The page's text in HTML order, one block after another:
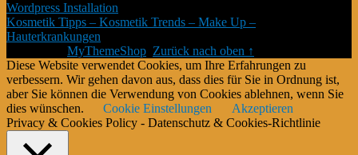
Wordpress Installation
Kosmetik Tipps – Kosmetik Trends – Make Up –
Hauterkrankungen
MyThemeShop Zurück nach oben ↑
Diese Website verwendet Cookies, um Ihre Erfahrungen zu
verbessern. Wir gehen davon aus, dass dies für Sie in Ordnung ist,
aber Sie können die Verwendung von Cookies ablehnen, wenn Sie
dies wünschen.
Cookie Einstellungen
Akzeptieren
Privacy & Cookies Policy - Datenschutz & Cookies-Richtlinie